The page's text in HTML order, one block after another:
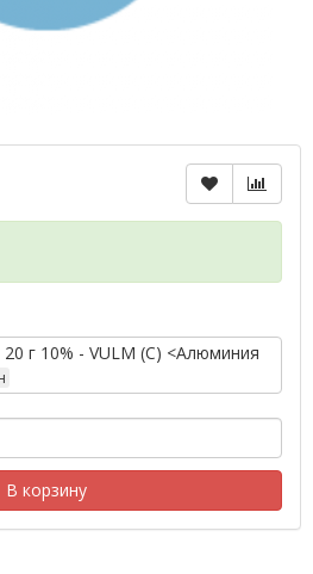
г 10% - VULM (С) <Алюминия
В корзину